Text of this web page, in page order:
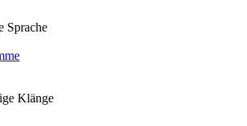
Sprache
Klänge